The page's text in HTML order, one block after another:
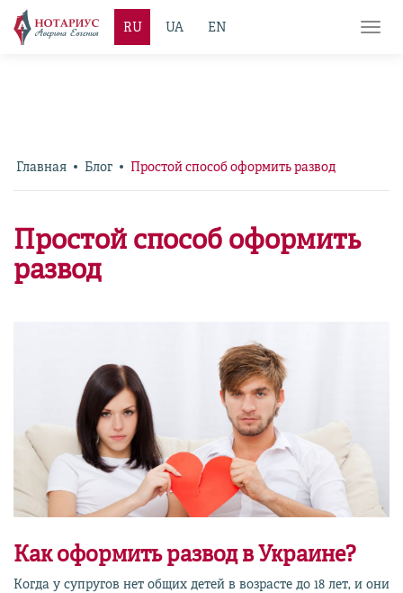
RU UA EN
Главная Блог Простой способ оформить развод
Простой способ оформить
развод
Как оформить развод в Украине?
Когда у супругов нет общих детей в возрасте до 18 лет, и они